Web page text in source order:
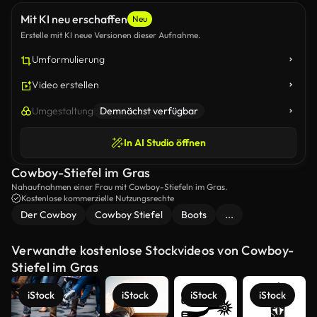
Mit KI neu erschaffen Neu
Erstelle mit KI neue Versionen dieser Aufnahme.
Umformulierung
Video erstellen
Umgestaltung Demnächst verfügbar
In AI Studio öffnen
Cowboy-Stiefel im Gras
Nahaufnahmen einer Frau mit Cowboy-Stiefeln im Gras.
Kostenlose kommerzielle Nutzungsrechte
Der Cowboy Cowboy Stiefel Boots ...
Verwandte kostenlose Stockvideos von Cowboy-
Stiefel im Gras
iStock iStock iStock iStock